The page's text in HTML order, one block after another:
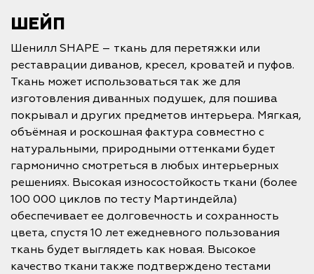
ШЕЙП
Шенилл SHAPE – ткань для перетяжки или
реставрации диванов, кресел, кроватей и пуфов.
Ткань может использоваться так же для
изготовления диванных подушек, для пошива
покрывал и других предметов интерьера. Мягкая,
объёмная и роскошная фактура совместно с
натуральными, природными оттенками будет
гармонично смотреться в любых интерьерных
решениях. Высокая износостойкость ткани (более
100 000 циклов по тесту Мартиндейла)
обеспечивает ее долговечность и сохранность
цвета, спустя 10 лет ежедневного пользования
ткань будет выглядеть как новая. Высокое
качество ткани также подтверждено тестами